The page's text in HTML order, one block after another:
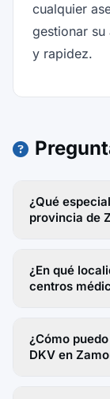
cualquier
gestionar
y rapidez.
¿Qué
provincia de
¿En qué
centros
¿Cómo
DKV en